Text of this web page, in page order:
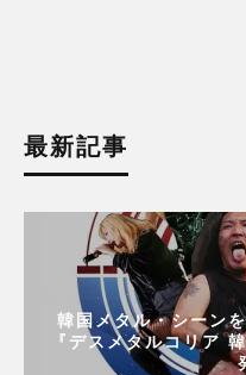
最新記事
韓国メタル・シーン
『デスメタルコリア